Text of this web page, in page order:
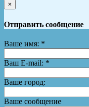
×
Отправить сообщение
Ваше имя: *
Ваш E-mail: *
Ваше город:
Ваше сообщение